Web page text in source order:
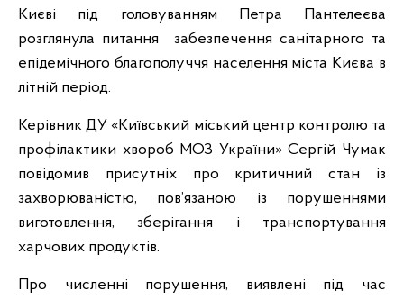
Києві під головуванням Петра Пантелеєва
розглянула питання забезпечення санітарного та
епідемічного благополуччя населення міста Києва в
літній період.
Керівник ДУ «Київський міський центр контролю та
профілактики хвороб МОЗ України» Сергій Чумак
повідомив присутніх про критичний стан із
захворюваністю, пов’язаною із порушеннями
виготовлення, зберігання і транспортування
харчових продуктів.
Про численні порушення, виявлені під час